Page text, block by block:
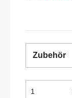
Zubehör